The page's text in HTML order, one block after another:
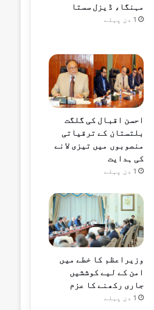
مہنگا، ڈیزل سستا
1 دن پہلے
احسن اقبال کی گلگت
بلتستان کے ترقیاتی
منصوبوں میں تیزی لانے
کی ہدایت
1 دن پہلے
وزیراعظم کا خطے میں
امن کے لیے کوششیں
جاری رکھنے کا عزم
1 دن پہلے